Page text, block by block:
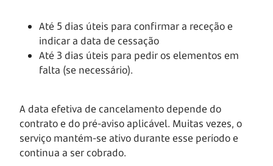
Até 5 dias úteis para confirmar a receção e
indicar a data de cessação
Até 3 dias úteis para pedir os elementos em
falta (se necessário).
A data efetiva de cancelamento depende do
contrato e do pré-aviso aplicável. Muitas vezes, o
serviço mantém-se ativo durante esse período e
continua a ser cobrado.